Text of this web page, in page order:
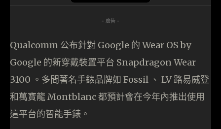
- 廣告 -
Qualcomm 公布針對 Google 的 Wear OS by
Google 的新穿戴裝置平台 Snapdragon Wear
3100 。多間著名手錶品牌如 Fossil 、 LV 路易威登
和萬寶龍 Montblanc 都預計會在今年內推出使用
這平台的智能手錶。